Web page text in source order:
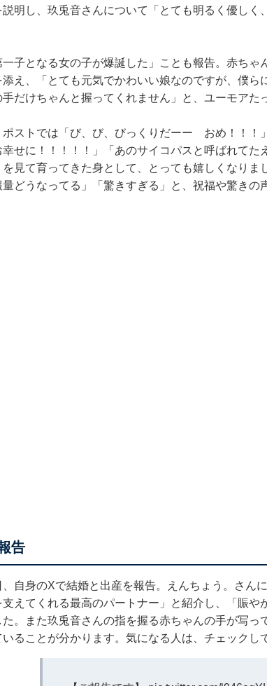
説明し、玖兎音さんについて「とても明るく優しく
一子となる女の子が爆誕した」ことも報告。赤ちゃ
え、「とても元気でかわいい娘なのですが、僕ら
だけちゃんと握ってくれません」と、ユーモアた
ポストでは「び、び、びっくりだーー おめ！！！
せに！！！！！」「あのサイコパスと呼ばれてた
を見て育ってきた身として、とっても嬉しくなり
どうなってる」「驚きすぎる」と、祝福や驚きの
告
自身のXで結婚と出産を報告。えんちょう。さん
えてくれる最高のパートナー」と紹介し、「賑や
。また玖兎音さんの指を握る赤ちゃんの手が写っ
ることが分かります。気になる人は、チェックし